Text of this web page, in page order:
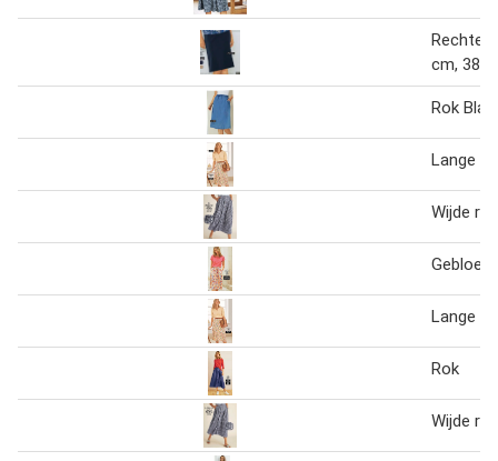
Rechte
cm, 38
Rok
Lange
Wijde rok
Lange
Rok
Wijde rok